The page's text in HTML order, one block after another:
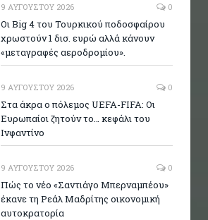
9 ΑΥΓΟΎΣΤΟΥ 2026 0
Οι Big 4 του Τουρκικού ποδοσφαίρου
χρωστούν 1 δισ. ευρώ αλλά κάνουν
«μεταγραφές αεροδρομίου».
9 ΑΥΓΟΎΣΤΟΥ 2026 0
Στα άκρα ο πόλεμος UEFA-FIFA: Οι
Ευρωπαίοι ζητούν το… κεφάλι του
Ινφαντίνο
9 ΑΥΓΟΎΣΤΟΥ 2026 0
Πώς το νέο «Σαντιάγο Μπερναμπέου»
έκανε τη Ρεάλ Μαδρίτης οικονομική
αυτοκρατορία